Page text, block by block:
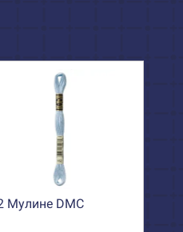
Мулине DMC